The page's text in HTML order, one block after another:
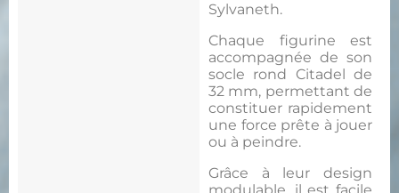
Sylvaneth.
Chaque figurine est
accompagnée de son
socle rond Citadel de
32 mm, permettant de
constituer rapidement
une force prête à jouer
ou à peindre.
Grâce à leur design